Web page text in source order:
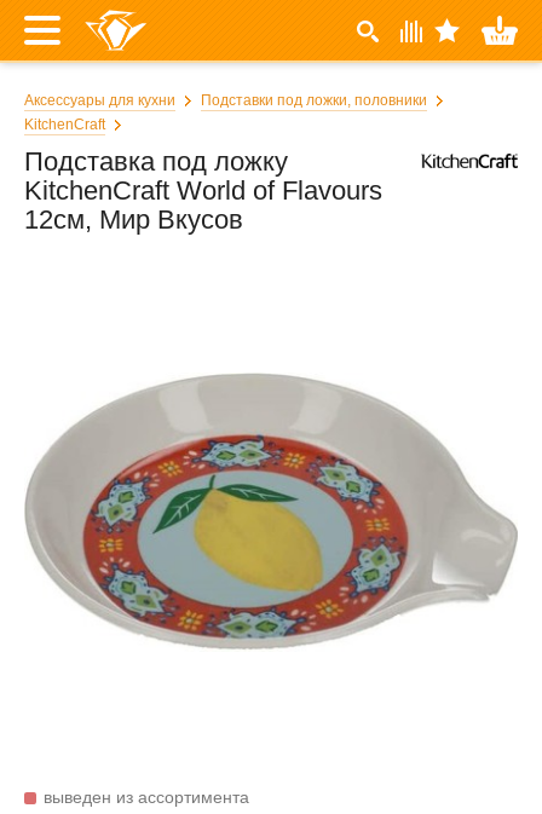
Аксессуары для кухни
Подставки под ложки, половники
KitchenCraft
Подставка под ложку
KitchenCraft World of Flavours
12см, Мир Вкусов
выведен из ассортимента